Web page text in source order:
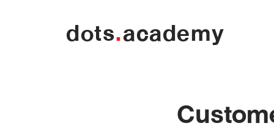
dots.academy